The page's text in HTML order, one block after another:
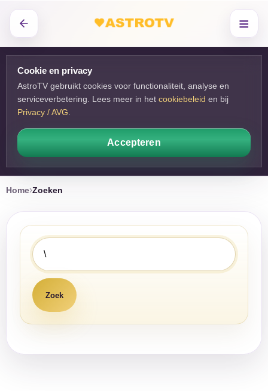
≡
Cookie en privacy
AstroTV gebruikt cookies voor functionaliteit, analyse en
serviceverbetering. Lees meer in het cookiebeleid en bij
Privacy / AVG
Accepteren
Home Zoeken